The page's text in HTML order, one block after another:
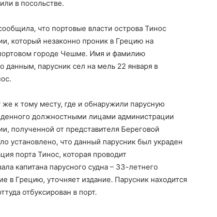
в посольстве.
что портовые власти острова Тинос
который незаконно проник в Грецию на
городе Чешме. Имя и фамилию
данным, парусник сел на мель 22 января в
же к тому месту, где и обнаружили парусную
должностными лицами администрации
полученной от представителя Береговой
установлено, что данный парусник был украден
порта Тинос, которая проводит
капитана парусного судна – 33-летнего
в Грецию, уточняет издание. Парусник находится
отбуксирован в порт.